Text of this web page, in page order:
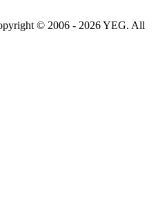
© 2006 - 2026 YEG. All